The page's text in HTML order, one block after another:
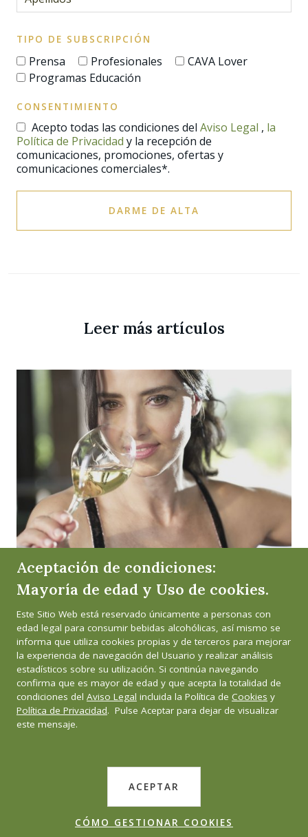
TIPO DE SUBSCRIPCIÓN
Prensa Profesionales
CAVA Lover
Programas Educación
CONSENTIMIENTO
Acepto todas las condiciones del Aviso Legal , la
Política de Privacidad y la recepción de
comunicaciones, promociones, ofertas y
comunicaciones comerciales*.
DARME DE ALTA
Leer más artículos
NOTICIAS,GASTRONOMÍA
María José Huertas: “El cliente
extranjero asocia nuestro país con el
Cava y pienso que es una palabra y
potenciar” restaurante de Paco
Roncero en el Casino de Madrid
Aceptación de condiciones:
Mayoría de edad y Uso de cookies.
Este Sitio Web está reservado únicamente a personas con
edad legal para consumir bebidas alcohólicas, así mismo se
informa que utiliza cookies propias y de terceros para mejorar
la experiencia de navegación del Usuario y realizar análisis
estadísticos sobre su utilización. Si continúa navegando
confirma que es mayor de edad y que acepta la totalidad de
condiciones del Aviso Legal incluida la Política de Cookies y
Política de Privacidad. Pulse Aceptar para dejar de visualizar
este mensaje.
ACEPTAR
CÓMO GESTIONAR COOKIES